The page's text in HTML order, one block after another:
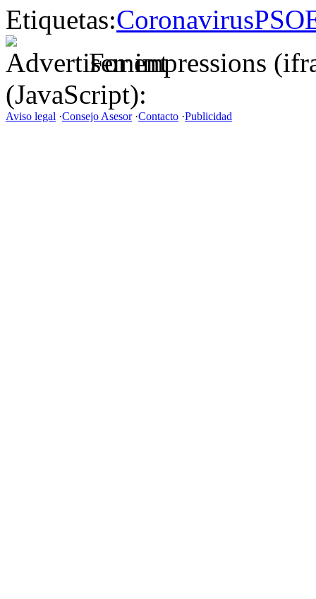
Etiquetas:Coronavirus
For impressions
(JavaScript):
Aviso legal ·Consejo Asesor·Contacto ·Publicidad